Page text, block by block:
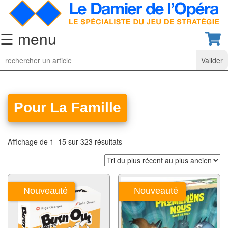
☰ menu
Jeu
d’Echecs
collection
classiques
Pièces
d’échecs
classiques
Coffrets
Pour La Famille
Affichage de 1–15 sur 323 résultats
Nouveauté Nouveauté